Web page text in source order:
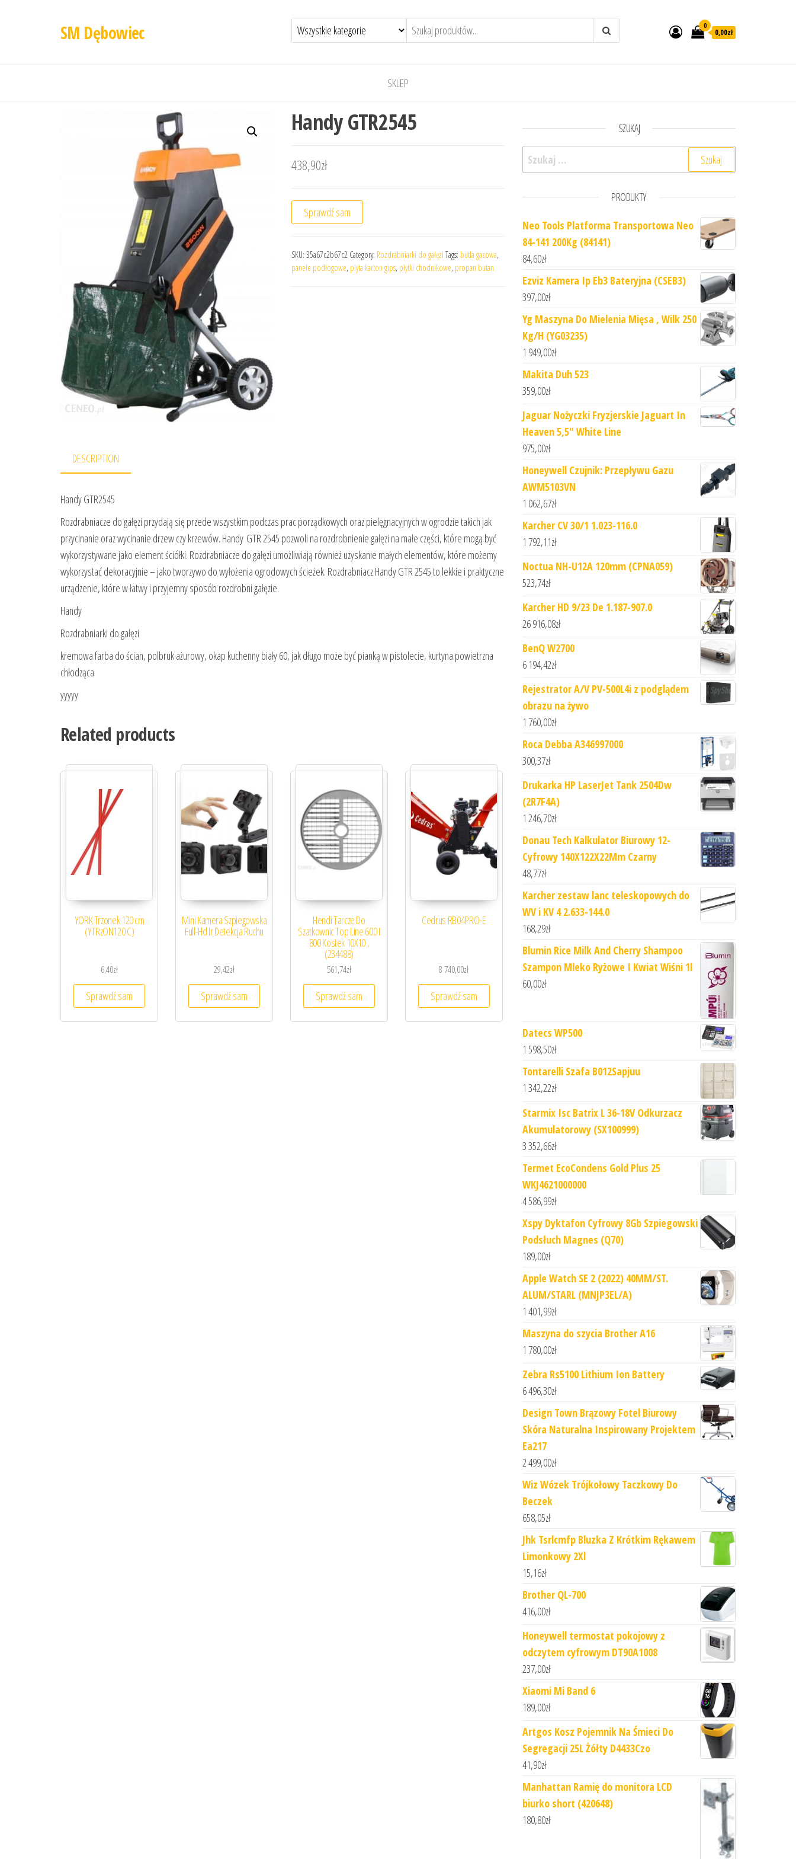
SM Dębowiec 0
0,00zł
SKLEP
Handy GTR2545
438,90zł
Sprawdź sam
SKU: 35a67c2b67c2 Category: Rozdrabniarki do gałęzi Tags: butla gazowa,
panele podłogowe, plyta karton gips, płytki chodnikowe, propan butan
DESCRIPTION
Handy GTR2545
Rozdrabniacze do gałęzi przydają się przede wszystkim podczas prac porządkowych oraz pielęgnacyjnych w ogrodzie takich jak
przycinanie oraz wycinanie drzew czy krzewów. Handy GTR 2545 pozwoli na rozdrobnienie gałęzi na małe części, które mogą być
wykorzystywane jako element ściółki. Rozdrabniacze do gałęzi umożliwiają również uzyskanie małych elementów, które możemy
wykorzystać dekoracyjnie – jako tworzywo do wyłożenia ogrodowych ścieżek. Rozdrabniacz Handy GTR 2545 to lekkie i praktyczne
urządzenie, które w łatwy i przyjemny sposób rozdrobni gałęzie.
Handy
Rozdrabniarki do gałęzi
kremowa farba do ścian, polbruk ażurowy, okap kuchenny biały 60, jak długo może być pianką w pistolecie, kurtyna powietrzna
chłodząca
yyyyy
Related products
YORK Trzonek 120 cm
(YTRzON120 C)
6,40zł
Sprawdź sam
Mini Kamera Szpiegowska
Full-Hd Ir Detekcja Ruchu
29,42zł
Sprawdź sam
Hendi Tarcze Do
Szatkownic Top Line 600 I
800 Kostek 10X10 ,
(234488)
561,74zł
Sprawdź sam
Cedrus RB04PRO-E
8 740,00zł
Sprawdź sam
SZUKAJ
Szukaj:
PRODUKTY
Neo Tools Platforma Transportowa Neo
84-141 200Kg (84141)
84,60zł
Ezviz Kamera Ip Eb3 Bateryjna (CSEB3)
397,00zł
Yg Maszyna Do Mielenia Mięsa , Wilk 250
Kg/H (YG03235)
1 949,00zł
Makita Duh 523
359,00zł
Jaguar Nożyczki Fryzjerskie Jaguart In
Heaven 5,5" White Line
975,00zł
Honeywell Czujnik: Przepływu Gazu
AWM5103VN
1 062,67zł
Karcher CV 30/1 1.023-116.0
1 792,11zł
Noctua NH-U12A 120mm (CPNA059)
523,74zł
Karcher HD 9/23 De 1.187-907.0
26 916,08zł
BenQ W2700
6 194,42zł
Rejestrator A/V PV-500L4i z podglądem
obrazu na żywo
1 760,00zł
Roca Debba A346997000
300,37zł
Drukarka HP LaserJet Tank 2504Dw
(2R7F4A)
1 246,70zł
Donau Tech Kalkulator Biurowy 12-
Cyfrowy 140X122X22Mm Czarny
48,77zł
Karcher zestaw lanc teleskopowych do
WV i KV 4 2.633-144.0
168,29zł
Blumin Rice Milk And Cherry Shampoo
Szampon Mleko Ryżowe I Kwiat Wiśni 1l
60,00zł
Datecs WP500
1 598,50zł
Tontarelli Szafa B012Sapjuu
1 342,22zł
Starmix Isc Batrix L 36-18V Odkurzacz
Akumulatorowy (SX100999)
3 352,66zł
Termet EcoCondens Gold Plus 25
WKJ4621000000
4 586,99zł
Xspy Dyktafon Cyfrowy 8Gb Szpiegowski
Podsłuch Magnes (Q70)
189,00zł
Apple Watch SE 2 (2022) 40MM/ST.
ALUM/STARL (MNJP3EL/A)
1 401,99zł
Maszyna do szycia Brother A16
1 780,00zł
Zebra Rs5100 Lithium Ion Battery
6 496,30zł
Design Town Brązowy Fotel Biurowy
Skóra Naturalna Inspirowany Projektem
Ea217
2 499,00zł
Wiz Wózek Trójkołowy Taczkowy Do
Beczek
658,05zł
Jhk Tsrlcmfp Bluzka Z Krótkim Rękawem
Limonkowy 2Xl
15,16zł
Brother QL-700
416,00zł
Honeywell termostat pokojowy z
odczytem cyfrowym DT90A1008
237,00zł
Xiaomi Mi Band 6
189,00zł
Artgos Kosz Pojemnik Na Śmieci Do
Segregacji 25L Żółty D4433Czo
41,90zł
Manhattan Ramię do monitora LCD
biurko short (420648)
180,80zł